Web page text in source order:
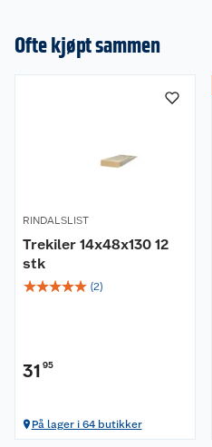
Ofte kjøpt sammen
RINDALSLIST
Trekiler 14x48x130 12
stk
☆☆☆☆☆ (2)
31 95
På lager i 64 butikker